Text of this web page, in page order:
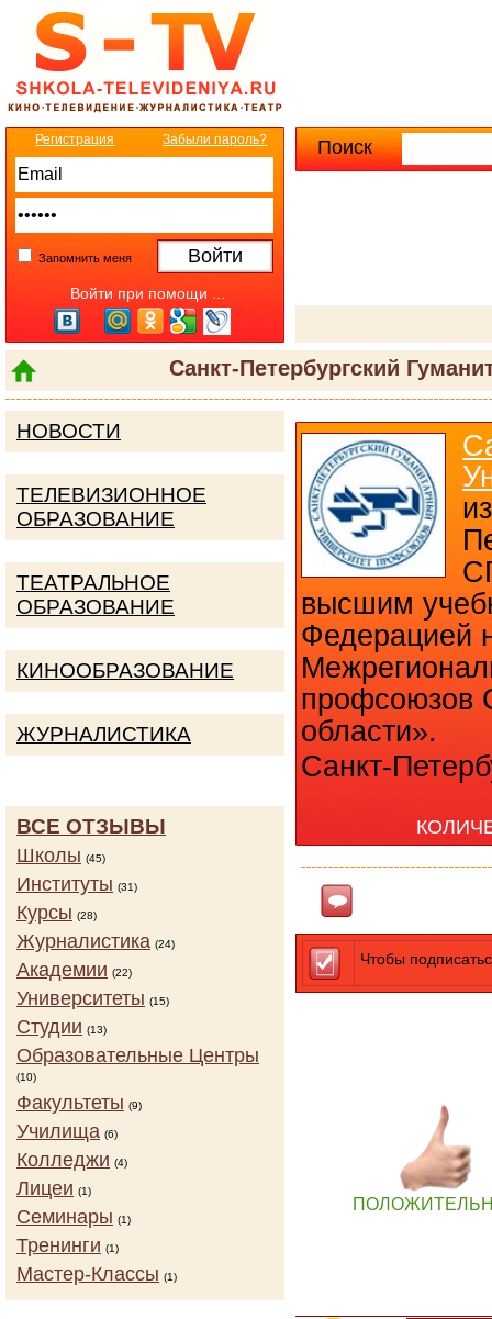
Поиск
Санкт-Петербургский
Регистрация Забыли пароль?
Запомнить меня
Войти при помощи ...
высшим
Федерацией
профсоюзов
области».
Санкт-
Чтобы
НОВОСТИ
ТЕЛЕВИЗИОННОЕ
ОБРАЗОВАНИЕ
ТЕАТРАЛЬНОЕ
ОБРАЗОВАНИЕ
КИНООБРАЗОВАНИЕ
ЖУРНАЛИСТИКА
ВСЕ ОТЗЫВЫ
Школы (45)
Институты (31)
Курсы (28)
Журналистика (24)
Академии (22)
Университеты (15)
Студии (13)
Образовательные Центры
(10)
Факультеты (9)
Училища (6)
Колледжи (4)
Лицеи (1)
Семинары (1)
Тренинги (1)
Мастер-Классы (1)